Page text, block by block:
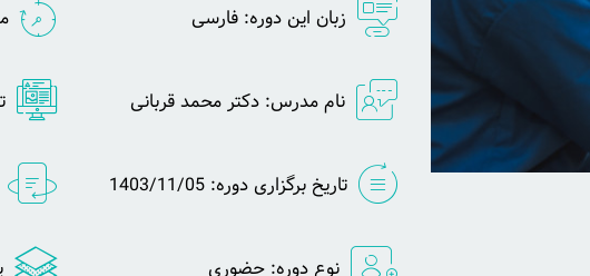
زبان این دوره: فارسی
نام مدرس: دکتر محمد قربانی
تاریخ برگزاری دوره: 1403/11/05
نوع دوره: حضوری